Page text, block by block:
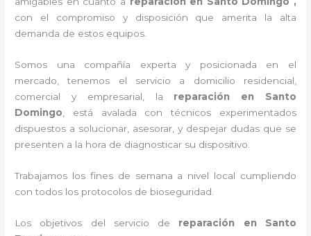
con el compromiso y disposición que amerita la alta
demanda de estos equipos.
Somos una compañía experta y posicionada en el
mercado, tenemos el servicio a domicilio residencial,
comercial y empresarial, la reparación en Santo
Domingo , está avalada con técnicos experimentados
dispuestos a solucionar, asesorar, y despejar dudas que se
presenten a la hora de diagnosticar su dispositivo.
Trabajamos los fines de semana a nivel local cumpliendo
con todos los protocolos de bioseguridad.
Los objetivos del servicio de reparación en Santo